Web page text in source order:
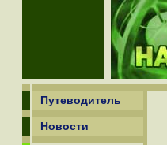
Путеводитель
Новости